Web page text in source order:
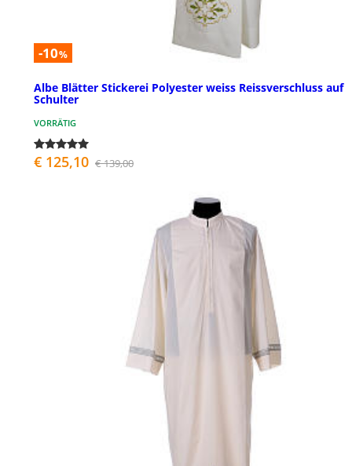
-10%
Albe Blätter Stickerei Polyester weiss Reissverschluss auf
Schulter
VORRÄTIG
€ 125,10 € 139,00